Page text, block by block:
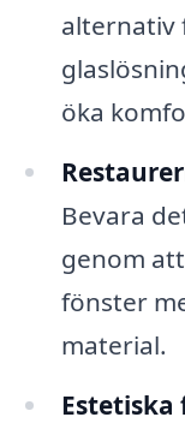
alternativ
öka
Bevara
genom
fönster
material.